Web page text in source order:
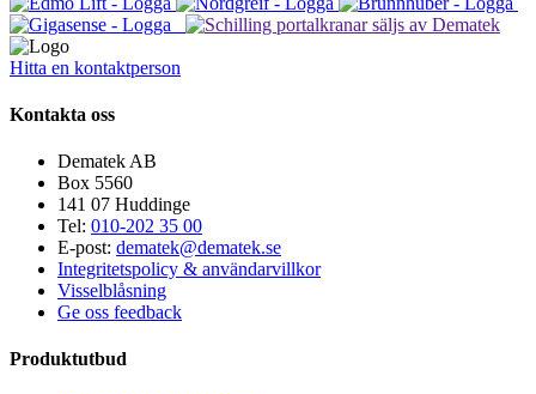
Hitta en kontaktperson
Kontakta oss
Dematek AB
Box 5560
141 07 Huddinge
Tel: 010-202 35 00
E-post: dematek@dematek.se
Integritetspolicy & användarvillkor
Visselblåsning
Ge oss feedback
Produktutbud